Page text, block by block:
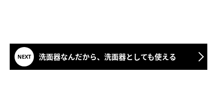
洗面器なんだから、洗面器としても使える